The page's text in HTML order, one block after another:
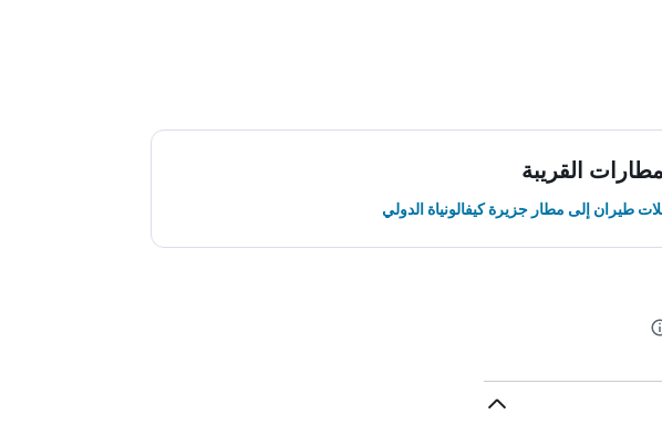
القريبة
طيران إلى مطار جزيرة كيفالونياة الدولي